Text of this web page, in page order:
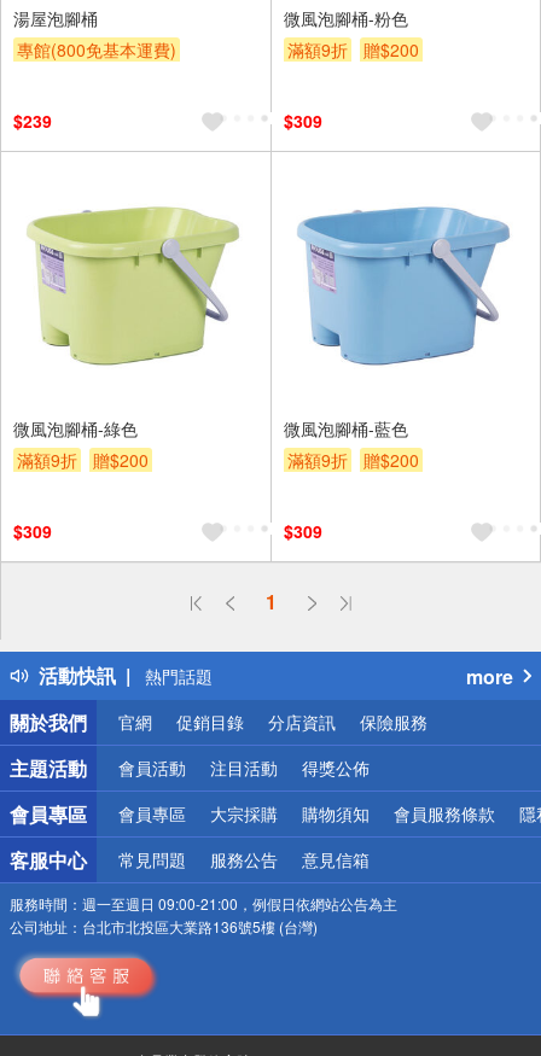
湯屋泡腳桶
專館(800免基本運費)
$239
微風泡腳桶-粉色
滿額9折
贈$200
$309
微風泡腳桶-綠色
滿額9折
贈$200
$309
微風泡腳桶-藍色
滿額9折
贈$200
$309
1
活動快訊
偏遠地區配送
得獎公告
熱門話題
銀行優惠
偏遠地區配送
詐騙網頁！請小心！
more
關於我們
官網 促銷目錄 分店資訊 保險服務
主題活動 會員活動 注目活動 得獎公佈
會員專區 會員專區 大宗採購 購物須知 會員服務條款 隱
客服中心 常見問題 服務公告 意見信箱
服務時間： 週一至週日 09:00-21:00，例假日依網站公告為主
公司地址： 台北市北投區大業路136號5樓 (台灣)